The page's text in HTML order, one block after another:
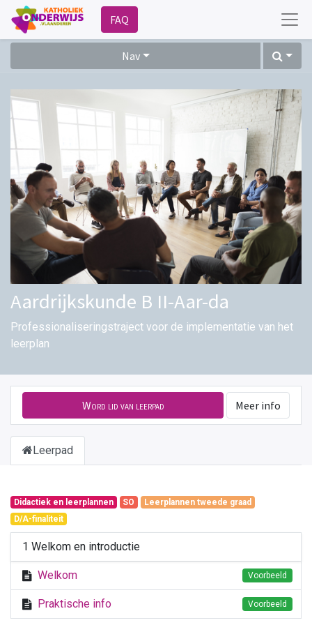
FAQ
Nav
Aardrijkskunde B II-Aar-da
Professionaliseringstraject voor de implementatie van het
leerplan
Word lid van leerpad Meer info
Leerpad
Didactiek en leerplannen SO
Leerplannen tweede graad
D/A-finaliteit
1 Welkom en introductie
Welkom Voorbeeld
Praktische info Voorbeeld